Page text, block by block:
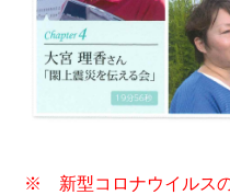
※ 新型コロナウイルス